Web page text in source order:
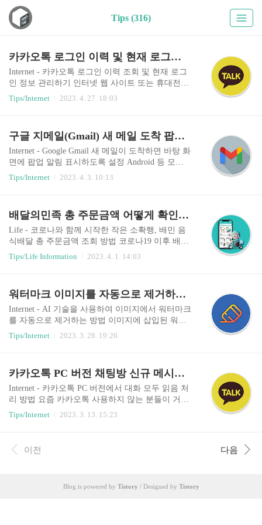
Tips (316)
카카오톡 로그인 이력 및 현재 로그인 정보 조회, 관리 방법 (feat. 카카오 소셜 로그인 이력 관리)
Internet - 카카오톡 로그인 이력 조회 및 현재 로그
인 정보 관리하기 인터넷 웹 사이트 또는 휴대전화
앱 서비스 이용 시 별도의 계정 생성 없이도, 카카
오톡 계정 하나로 자유롭게 가입이 가능합니다. 이
이용할 때 여러 개의 아이디와 비밀번호를 관리할
필요 없이 카카오톡 계정 하나로 이용할 수 있는 장
점이 있습니다. 사용자 입장에서는 로그인 처리가
를 기억할 필요가 없어 편리합니다. 그러나 다른 한
습니다. 따라서 이러한 공유 인증을 사용할 경우 개
인정보가..
Tips/Internet 2023. 4. 27. 18:03
구글 지메일(Gmail) 새 메일 도착 팝업 알림 설정 방법
Internet - Google Gmail 새 메일이 도착하면 바탕 화
면에 팝업 알림 표시하도록 설정 Android 등 모바
일 환경에서 지메일 앱을 사용할 때 새로운 메일이
도착하면 알림이 표시됩니다. 그러나 PC 환경에서
시되지 않으니 매번 지메일 로그인 후 확인하는 수
밖에 없죠. 만약 지메일 계정을 이용하여 업무 또는
중요한 메일을 주고받는다면 간단한 설정 변경을
업 알림을 표시하도록 허용할 수 있습니다. 빠른 메
림 표시는 오히려 작업 중 방해 요소가 될 ..
Tips/Internet 2023. 4. 3. 10:13
배달의민족 총 주문금액 어떻게 확인할까? 고삐 풀린 배달비
Life - 코로나와 함께 시작한 작은 소확행, 배민 음
식배달 총 주문금액 조회 방법 코로나19 이후 배달
음식을 찾는 이들이 그 어느 때보다 많아졌습니다.
재택근무 확대 등 달라진 업무환경에 출근과 퇴근
소비를 차지하는 항목은 식비입니다. 특히 코로나1
9로 외출하는 시간이 줄어들며 배달음식을 시켜 먹
는 횟수는 크게 늘었는데 무턱대고 배달음식을 시
먹더라도 배달비를 포함해 대부분 2만원 내외가 필
리지 못하고 습관처럼 배달 앱을 만지작 거리지만,
코로나가 한창이던 ..
Tips/Life Information 2023. 4. 1. 14:03
워터마크 이미지를 자동으로 제거하는 방법 (Watermark Remover)
Internet - AI 기술을 사용하여 이미지에서 워터마크
를 자동으로 제거하는 방법 이미지에 삽입된 워터
마크를 제거하고 싶었던 경험이 있나요? 예를 들어
블로그를 여러 개 운영하며 특정 블로그 주소가 삽
사용해야 하는 등 여러 가지 이유로 워터마크를 제
거하고 싶을 때가 있습니다. 특정 영역에 삽입된 워
터마크 이미지는 사용자가 직접 이미지 편집 프로
미지 전반에 걸쳐 반투명으로 삽입된 워터마크는
여 자동으로 이미지에서 워터마크를 제거할 수 있
는 방법이 있습니다. 컴퓨터 또는 모바일 앱에서 이
Tips/Internet 2023. 3. 28. 19:26
카카오톡 PC 버전 채팅방 신규 메시지 한 번에 모두 읽음 처리 방법
Internet - 카카오톡 PC 버전에서 대화 모두 읽음 처
리 방법 요즘 카카오톡 사용하지 않는 분들이 거의
없죠? 휴대전화를 구입하거나 교체한 뒤 가장 먼저
설치하는 것이 카카오톡일정도로 많은 분들이 사
노트북에서 업무를 볼 때 PC 버전 카카오톡을 설치
하고 더 많이 사용하게 됩니다. 카카오톡을 통해 가
톡을 읽지 않아도 많게는 수십, 수백 개의 메시지가
Tips/Internet 2023. 3. 13. 15:23
이전 다음
Blog is powered by Tistory / Designed by Tistory